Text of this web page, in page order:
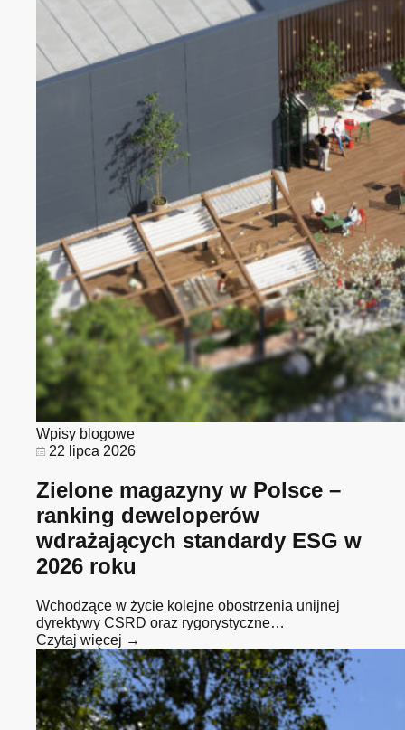
Wpisy blogowe
22 lipca 2026
Zielone magazyny w Polsce –
ranking deweloperów
wdrażających standardy ESG w
2026 roku
Wchodzące w życie kolejne obostrzenia unijnej
dyrektywy CSRD oraz rygorystyczne…
Czytaj więcej →